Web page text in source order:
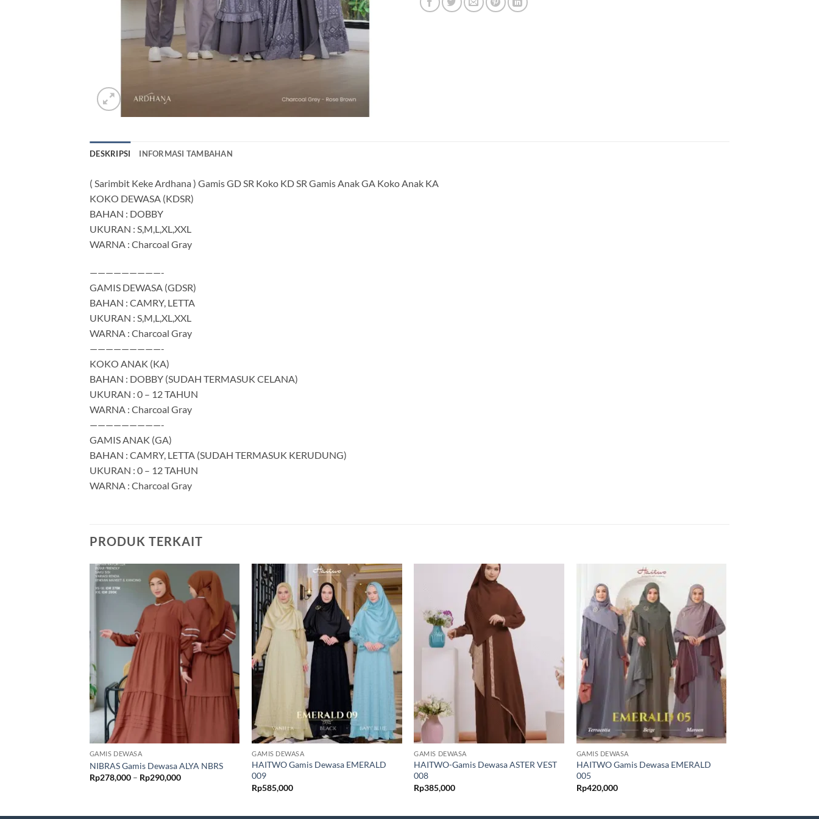
DESKRIPSI INFORMASI TAMBAHAN
( Sarimbit Keke Ardhana ) Gamis GD SR Koko KD SR Gamis Anak GA Koko Anak KA
KOKO DEWASA (KDSR)
BAHAN : DOBBY
UKURAN : S,M,L,XL,XXL
WARNA : Charcoal Gray
—————————-
GAMIS DEWASA (GDSR)
BAHAN : CAMRY, LETTA
UKURAN : S,M,L,XL,XXL
WARNA : Charcoal Gray
—————————-
KOKO ANAK (KA)
BAHAN : DOBBY (SUDAH TERMASUK CELANA)
UKURAN : 0 – 12 TAHUN
WARNA : Charcoal Gray
—————————-
GAMIS ANAK (GA)
BAHAN : CAMRY, LETTA (SUDAH TERMASUK KERUDUNG)
UKURAN : 0 – 12 TAHUN
WARNA : Charcoal Gray
PRODUK TERKAIT
GAMIS DEWASA
NIBRAS Gamis Dewasa ALYA NBRS
Rp278,000 – Rp290,000Rentang
GAMIS DEWASA
HAITWO Gamis Dewasa EMERALD
009
Rp585,000
GAMIS DEWASA
HAITWO-Gamis Dewasa ASTER VEST
008
Rp385,000
GAMIS DEWASA
HAITWO Gamis Dewasa EMERALD
005
Rp420,000